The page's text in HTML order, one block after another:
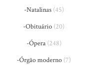
-Natalinas(45)
-Obituário (20)
-Ópera(248)
-Órgão moderno (7)